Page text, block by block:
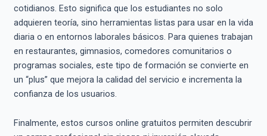
cotidianos. Esto significa que los estudiantes no solo
adquieren teoría, sino herramientas listas para usar en la vida
diaria o en entornos laborales básicos. Para quienes trabajan
en restaurantes, gimnasios, comedores comunitarios o
programas sociales, este tipo de formación se convierte en
un “plus” que mejora la calidad del servicio e incrementa la
confianza de los usuarios.
Finalmente, estos cursos online gratuitos permiten descubrir